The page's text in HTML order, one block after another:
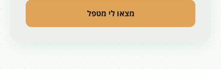
מצאו לי מטפל